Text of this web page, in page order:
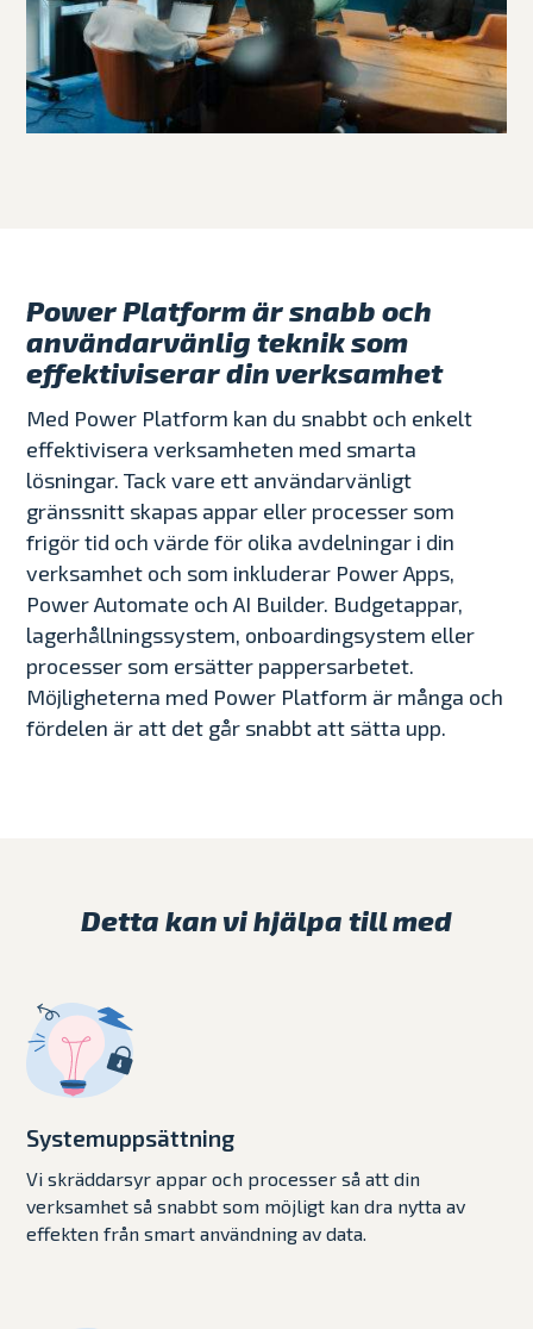
Power Platform är snabb och
användarvänlig teknik som
effektiviserar din verksamhet
Med Power Platform kan du snabbt och enkelt
effektivisera verksamheten med smarta
lösningar. Tack vare ett användarvänligt
gränssnitt skapas appar eller processer som
frigör tid och värde för olika avdelningar i din
verksamhet och som inkluderar Power Apps,
Power Automate och AI Builder. Budgetappar,
lagerhållningssystem, onboardingsystem eller
processer som ersätter pappersarbetet.
Möjligheterna med Power Platform är många och
fördelen är att det går snabbt att sätta upp.
Detta kan vi hjälpa till med
Systemuppsättning
Vi skräddarsyr appar och processer så att din
verksamhet så snabbt som möjligt kan dra nytta av
effekten från smart användning av data.